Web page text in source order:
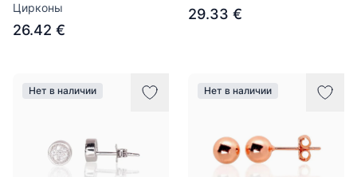
Цирконы
26.42 €
29.33 €
Нет в наличии Нет в наличии